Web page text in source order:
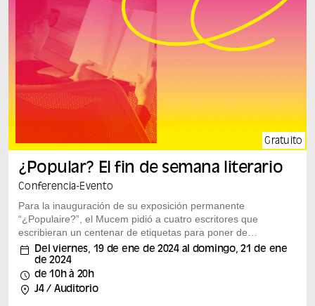
Gratuito
¿Popular? El fin de semana literario
Conferencia-Evento
Para la inauguración de su exposición permanente
“¿Populaire?”, el Mucem pidió a cuatro escritores que
escribieran un centenar de etiquetas para poner de
manifiesto la poética de los objetos expuestos. Con
motivo de las “Nuits de la lecture”, el Museo dedica un
fin de semana a la literatura, del 19 al 21 de enero. El
programa incluye encuentros con Roberto Saviano y
Sorj Chalandon, una filmación especial del programa La
Del viernes, 19 de ene de 2024 al domingo, 21 de ene
de 2024
de 10h à 20h
J4 / Auditorio